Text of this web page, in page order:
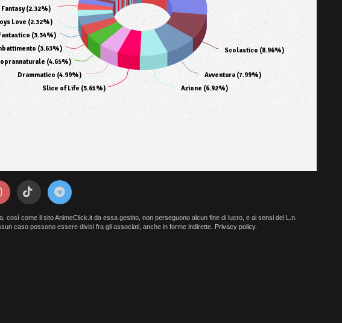
Scolastico (8.96%)
Avventura (7.99%)
Azione (6.92%)
Slice of Life (5.61%)
Drammatico (4.99%)
(4.65%)
(3.63%)
(3.34%)
Love (2.32%)
Fantasy (2.32%)
così come il sito AnimeClick.it da essa gestito, non perseguono alcun fine di lucro, e ai sensi del L.n.
caso possono essere divisi fra gli associati, anche in forme indirette. Privacy policy.